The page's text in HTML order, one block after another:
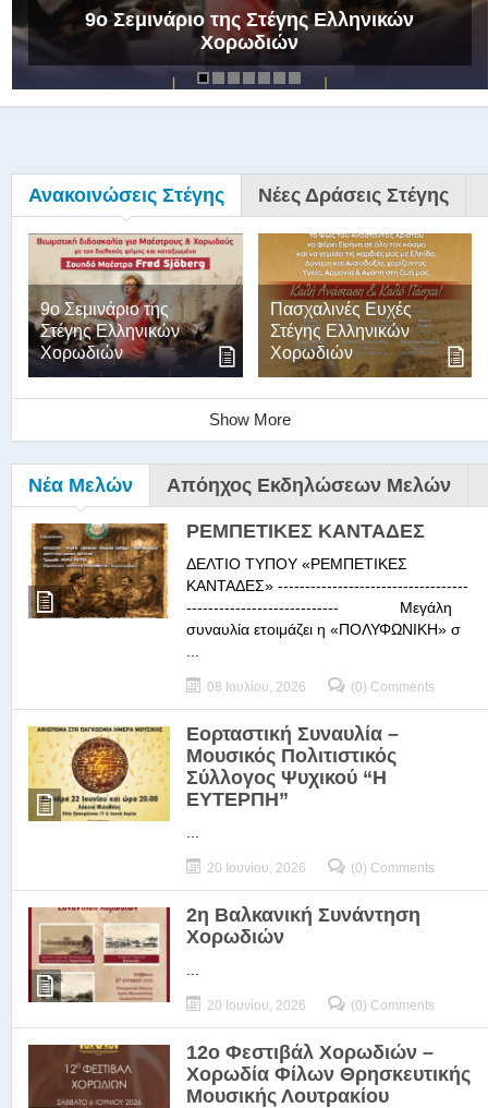
9ο Σεμινάριο της Στέγης Ελληνικών
Χορωδιών
Ανακοινώσεις Στέγης Νέες Δράσεις Στέγης
9ο Σεμινάριο της
Στέγης Ελληνικών
Χορωδιών
Πασχαλινές Ευχές
Στέγης Ελληνικών
Χορωδιών
Show More
Νέα Μελών Απόηχος Εκδηλώσεων Μελών
ΡΕΜΠΕΤΙΚΕΣ ΚΑΝΤΑΔΕΣ
ΔΕΛΤΙΟ ΤΥΠΟΥ «ΡΕΜΠΕΤΙΚΕΣ
ΚΑΝΤΑΔΕΣ» -----------------------------------
---------------------------- Μεγάλη
συναυλία ετοιμάζει η «ΠΟΛΥΦΩΝΙΚΗ» σ
08 Ιουλίου, 2026 (0) Comments
Εορταστική Συναυλία –
Μουσικός Πολιτιστικός
Σύλλογος Ψυχικού “Η
ΕΥΤΕΡΠΗ”
20 Ιουνίου, 2026 (0) Comments
2η Βαλκανική Συνάντηση
Χορωδιών
20 Ιουνίου, 2026 (0) Comments
12ο Φεστιβάλ Χορωδιών –
Χορωδία Φίλων Θρησκευτικής
Μουσικής Λουτρακίου